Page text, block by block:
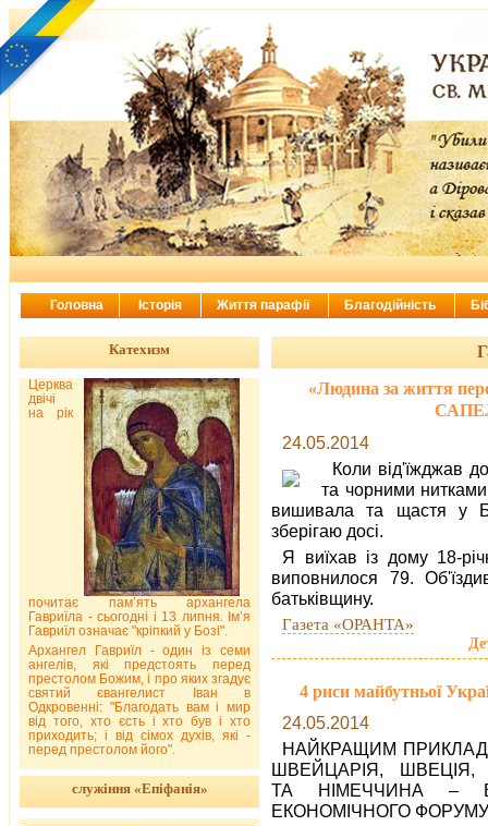
«Людина за життя
24.05.2014
Коли від'їжджав
та чорними
вишивала та щастя у
зберігаю досі.
Я виїхав із дому 18-
виповнилося 79.
батьківщину.
Газета «ОРАНТА»
4 риси майбутньої
24.05.2014
НАЙКРАЩИМ
ШВЕЙЦАРІЯ,
ТА НІМЕЧЧИНА –
ЕКОНОМІЧНОГО
Катехизм
Церква
двічі
на рік
почитає пам’ять архангела
Гавриїла - сьогодні і 13 липня. Ім’я
Гавриїл означає "кріпкий у Бозі".
Архангел Гавриїл - один із семи
ангелів, які предстоять перед
престолом Божим, і про яких згадує
святий євангелист Іван в
Одкровенні: "Благодать вам і мир
від того, хто єсть і хто був і хто
приходить; і від сімох духів, які -
перед престолом його".
служіння «Епіфанія»
Головна Історія Життя парафії Благодійність